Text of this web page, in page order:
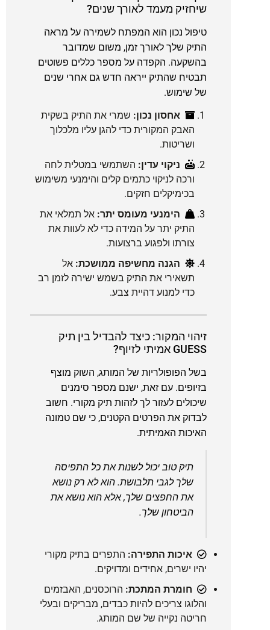
שיחזיק מעמד לאורך שנים?
טיפול נכון הוא המפתח לשמירה על מראה
התיק שלך לאורך זמן, משום שמדובר
בהשקעה. הקפדה על מספר כללים פשוטים
תבטיח שהתיק ייראה חדש גם אחרי שנים
של שימוש.
אחסון נכון: שמרי את התיק בשקית
האבק המקורית כדי להגן עליו מלכלוך
ושריטות.
ניקוי עדין: השתמשי במטלית לחה
ורכה לניקוי כתמים קלים והימנעי משימוש
בכימיקלים חזקים.
הימנעי מעומס יתר: אל תמלאי את
התיק יתר על המידה כדי לא לעוות את
צורתו ולפגוע ברצועות.
הגנה מחשיפה ממושכת: אל
תשאירי את התיק בשמש ישירה לזמן רב
כדי למנוע דהיית צבע.
זיהוי המקור: כיצד להבדיל בין תיק
GUESS אמיתי לזיוף?
בשל הפופולריות של המותג, השוק מוצף
בזיופים. עם זאת, ישנם מספר סימנים
שיכולים לעזור לך לזהות תיק מקורי. חשוב
לבדוק את הפרטים הקטנים, כי שם טמונה
האיכות האמיתית.
תיק טוב יכול לשנות את כל התפיסה
שלך לגבי תלבושת. הוא לא רק נושא
את החפצים שלך, אלא הוא נושא את
הביטחון שלך.
איכות התפירה: התפרים בתיק מקורי
יהיו ישרים, אחידים ומדויקים.
חומרת המתכת: הרוכסנים, האבזמים
והלוגו צריכים להיות כבדים, מבריקים ובעלי
חריטה נקייה של שם המותג.